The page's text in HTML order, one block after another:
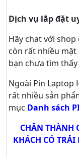
Dịch vụ lắp đặt
Hãy chatvới shop
còn rất nhiều mặt
bạn chưa tìm thấy
Ngoài Pin Laptop
rất nhiều sản
mục Danh sách
CHÂN THÀNH
KHÁCH CÓ